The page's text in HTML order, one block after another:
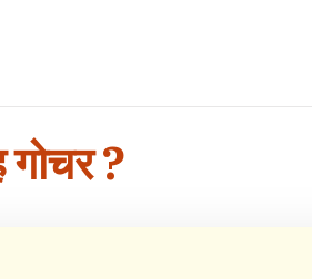
?